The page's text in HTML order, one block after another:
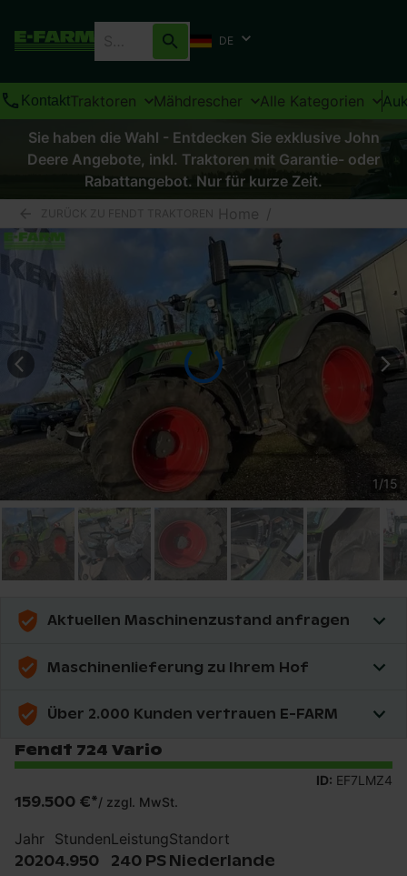
DE
KontaktTraktoren Mähdrescher Alle Kategorien
Sie haben die Wahl - Entdecken Sie exklusive John
Deere Angebote, inkl. Traktoren mit Garantie- oder
Rabattangebot. Nur für kurze Zeit.
ZURÜCK ZU FENDT TRAKTOREN Home /
1/15
Aktuellen Maschinenzustand anfragen
Maschinenlieferung zu Ihrem Hof
Über 2.000 Kunden vertrauen E-FARM
Fendt 724 Vario
ID: EF7LMZ4
159.500 €*/ zzgl. MwSt.
Jahr
2020
Stunden
4.950
Leistung
240 PS
Standort
Niederlande